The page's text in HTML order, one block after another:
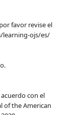
favor revise el
learning-ojs/es/
con el
of the American